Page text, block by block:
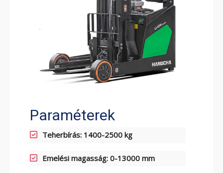
ELEKTROMOS KOMISSIÓZÓ
TARGONCA
Paraméterek
Teherbírás: 1400-2500 kg
Emelési magasság: 0-13000 mm